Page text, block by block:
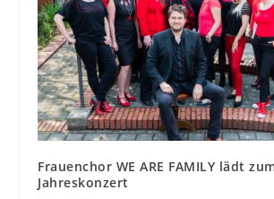
Frauenchor WE ARE FAMILY lädt
Jahreskonzert